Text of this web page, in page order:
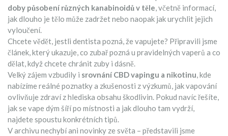
doby působení různých kanabinoidů v těle, včetně informací,
jak dlouho je tělo může zadržet nebo naopak jak urychlit jejich
vyloučení.
Chcete vědět, jestli dentista pozná, že vapujete? Připravili jsme
článek, který ukazuje, co zubař pozná u pravidelných vaperů a co
dělat, když chcete chránit zuby i dásně.
Velký zájem vzbudily i srovnání CBD vapingu a nikotinu, kde
nabízíme reálné poznatky a zkušenosti z výzkumů, jak vapování
ovlivňuje zdraví z hlediska obsahu škodlivin. Pokud navíc řešíte,
jak se vape dým šíří po místnosti a jak dlouho tam vydrží,
najdete spoustu konkrétních tipů.
V archivu nechybí ani novinky ze světa – představili jsme